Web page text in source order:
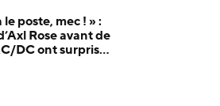
le poste, mec ! » :
Rose avant de
DC ont surpris